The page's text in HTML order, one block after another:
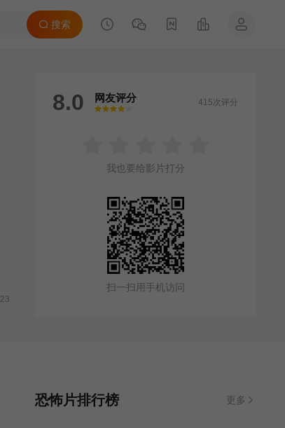
搜索
23
8.0 网友评分
很差
较差还行推荐力荐
415次评分
我也要给影片打分
扫一扫用手机访问
恐怖片排行榜 更多